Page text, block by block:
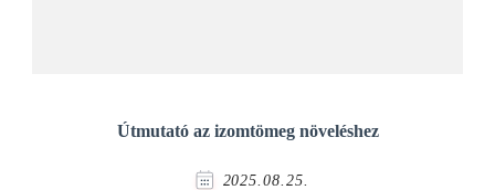
Útmutató az izomtömeg növeléshez
2025.08.25.